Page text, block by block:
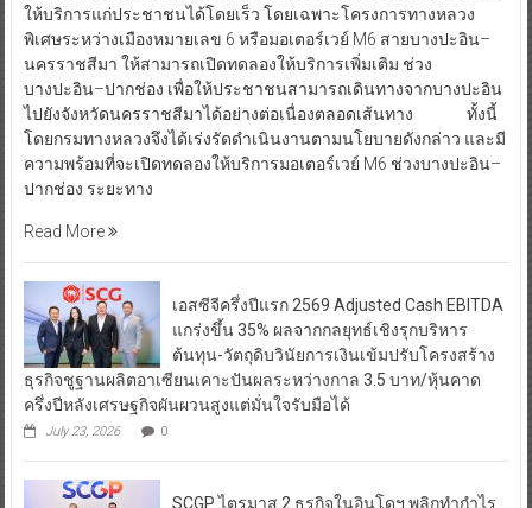
ให้บริการแก่ประชาชนได้โดยเร็ว โดยเฉพาะโครงการทางหลวง
พิเศษระหว่างเมืองหมายเลข 6 หรือมอเตอร์เวย์ M6 สายบางปะอิน–
นครราชสีมา ให้สามารถเปิดทดลองให้บริการเพิ่มเติม ช่วง
บางปะอิน–ปากช่อง เพื่อให้ประชาชนสามารถเดินทางจากบางปะอิน
ไปยังจังหวัดนครราชสีมาได้อย่างต่อเนื่องตลอดเส้นทาง ทั้งนี้
โดยกรมทางหลวงจึงได้เร่งรัดดำเนินงานตามนโยบายดังกล่าว และมี
ความพร้อมที่จะเปิดทดลองให้บริการมอเตอร์เวย์ M6 ช่วงบางปะอิน–
ปากช่อง ระยะทาง
Read More
เอสซีจีครึ่งปีแรก 2569 Adjusted Cash EBITDA
แกร่งขึ้น 35% ผลจากกลยุทธ์เชิงรุกบริหาร
ต้นทุน-วัตถุดิบวินัยการเงินเข้มปรับโครงสร้าง
ธุรกิจชูฐานผลิตอาเซียนเคาะปันผลระหว่างกาล 3.5 บาท/หุ้นคาด
ครึ่งปีหลังเศรษฐกิจผันผวนสูงแต่มั่นใจรับมือได้
July 23, 2026 0
SCGP ไตรมาส 2 ธุรกิจในอินโดฯ พลิกทำกำไร